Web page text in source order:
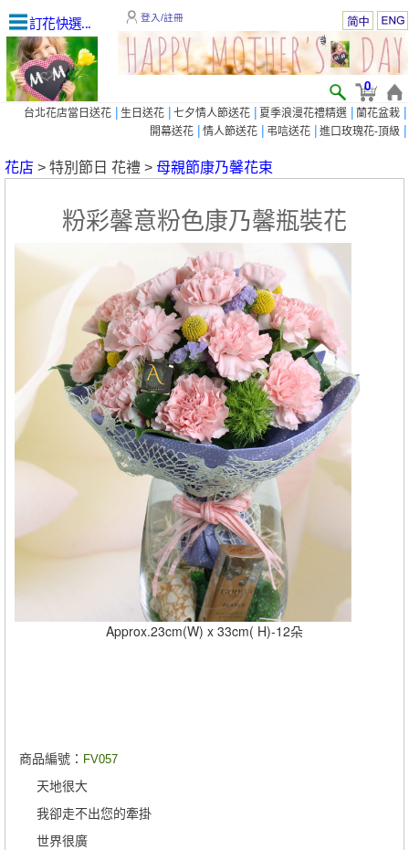
訂花快選... 登入/註冊
0
台北花店當日送花 | 生日送花 | 七夕情人節送花 | 夏季浪漫花禮精選 | 蘭花盆栽 |
開幕送花 | 情人節送花 | 弔唁送花 | 進口玫瑰花-頂級 |
花店 > 特別節日 花禮 > 母親節康乃馨花束
粉彩馨意粉色康乃馨瓶裝花
Approx.23cm(W) x 33cm( H)-12朵
商品編號： FV057
天地很大
我卻走不出您的牽掛
世界很廣